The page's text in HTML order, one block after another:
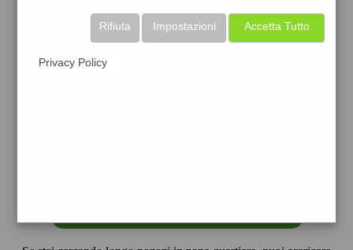
FACILE e VELOCE
in
Accetta Tutto
Impostazioni
Rifiuta
Privacy Policy